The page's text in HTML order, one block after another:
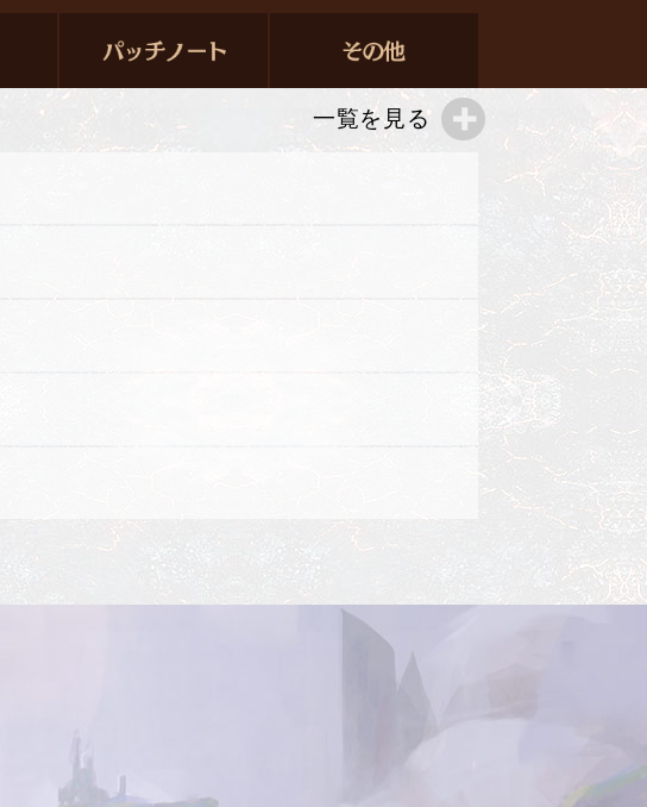
一覧を見る